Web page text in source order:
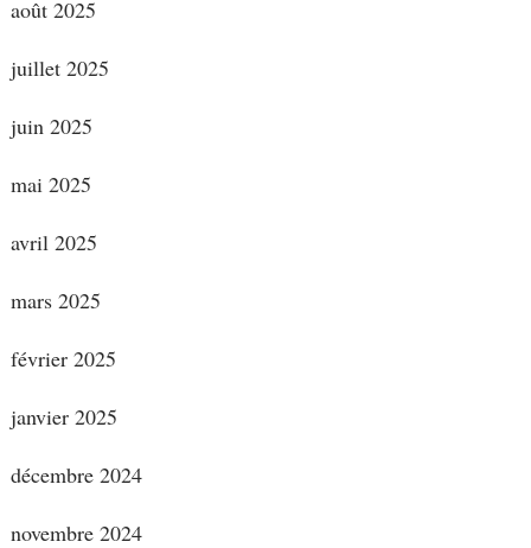
août 2025
juillet 2025
juin 2025
mai 2025
avril 2025
mars 2025
février 2025
janvier 2025
décembre 2024
novembre 2024